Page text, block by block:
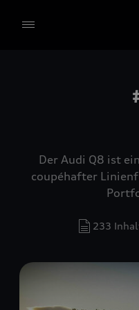
Der Audi Q8 ist
coupéhafter
233